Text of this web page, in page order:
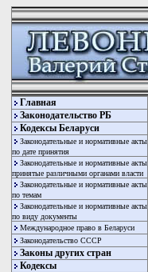
Главная
Законодательство РБ
Кодексы Беларуси
Законодательные и нормативные акты
по дате принятия
Законодательные и нормативные акты
принятые различными органами власти
Законодательные и нормативные акты
по темам
Законодательные и нормативные акты
по виду документы
Международное право в Беларуси
Законодательство СССР
Законы других стран
Кодексы